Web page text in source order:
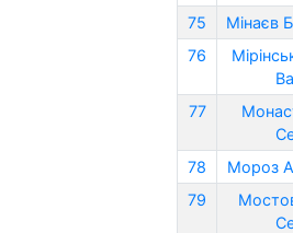
75
Мінаєв
76
77
78 Мороз
79